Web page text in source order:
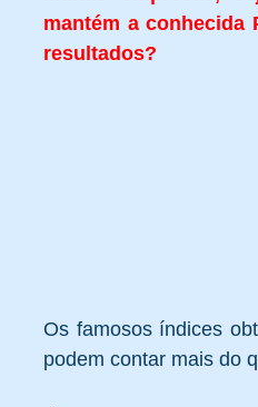
mantém a conhecida
resultados?
Os famosos índices
podem contar mais do